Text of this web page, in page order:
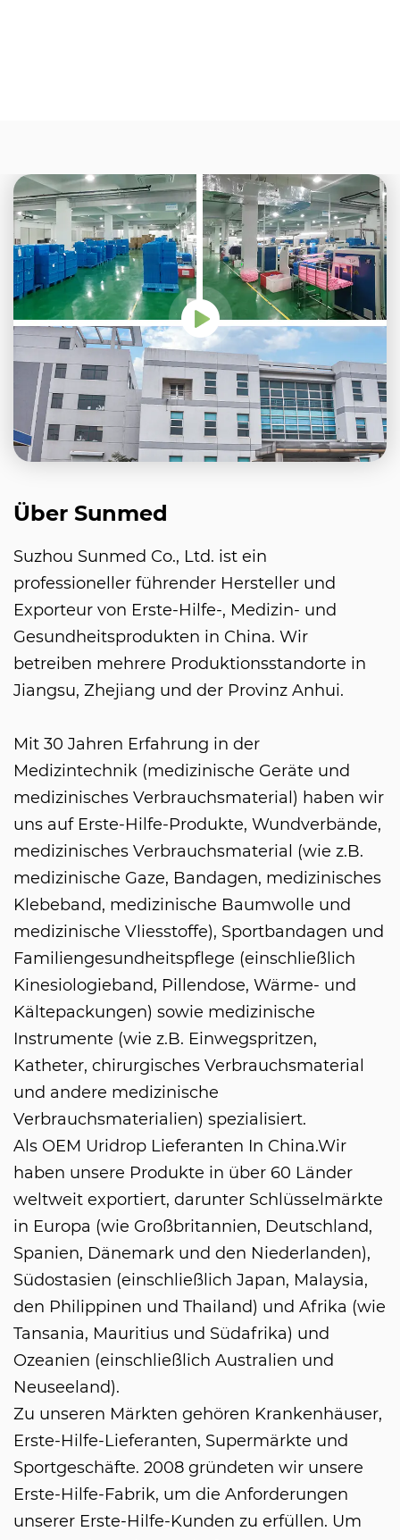
Über Sunmed
Suzhou Sunmed Co., Ltd. ist ein
professioneller führender Hersteller und
Exporteur von Erste-Hilfe-, Medizin- und
Gesundheitsprodukten in China. Wir
betreiben mehrere Produktionsstandorte in
Jiangsu, Zhejiang und der Provinz Anhui.
Mit 30 Jahren Erfahrung in der
Medizintechnik (medizinische Geräte und
medizinisches Verbrauchsmaterial) haben wir
uns auf Erste-Hilfe-Produkte, Wundverbände,
medizinisches Verbrauchsmaterial (wie z.B.
medizinische Gaze, Bandagen, medizinisches
Klebeband, medizinische Baumwolle und
medizinische Vliesstoffe), Sportbandagen und
Familiengesundheitspflege (einschließlich
Kinesiologieband, Pillendose, Wärme- und
Kältepackungen) sowie medizinische
Instrumente (wie z.B. Einwegspritzen,
Katheter, chirurgisches Verbrauchsmaterial
und andere medizinische
Verbrauchsmaterialien) spezialisiert.
Als OEM Uridrop Lieferanten In China.Wir
haben unsere Produkte in über 60 Länder
weltweit exportiert, darunter Schlüsselmärkte
in Europa (wie Großbritannien, Deutschland,
Spanien, Dänemark und den Niederlanden),
Südostasien (einschließlich Japan, Malaysia,
den Philippinen und Thailand) und Afrika (wie
Tansania, Mauritius und Südafrika) und
Ozeanien (einschließlich Australien und
Neuseeland).
Zu unseren Märkten gehören Krankenhäuser,
Erste-Hilfe-Lieferanten, Supermärkte und
Sportgeschäfte. 2008 gründeten wir unsere
Erste-Hilfe-Fabrik, um die Anforderungen
unserer Erste-Hilfe-Kunden zu erfüllen. Um